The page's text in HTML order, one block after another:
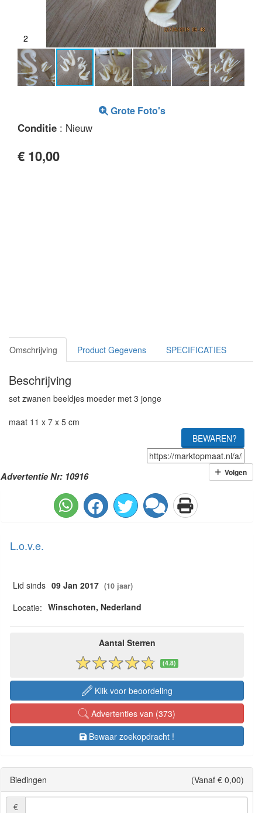
2
Grote Foto's
Conditie : Nieuw
€ 10,00
Omschrijving Product Gegevens SPECIFICATIES
Beschrijving
set zwanen beeldjes moeder met 3 jonge
maat 11 x 7 x 5 cm
BEWAREN?
Advertentie Nr: 10916 Volgen
L.o.v.e.
Lid sinds 09 Jan 2017 (10 jaar)
Locatie: Winschoten, Nederland
Aantal Sterren
(4.8)
Klik voor beoordeling
Advertenties van (373)
Bewaar zoekopdracht !
Biedingen (Vanaf € 0,00)
€